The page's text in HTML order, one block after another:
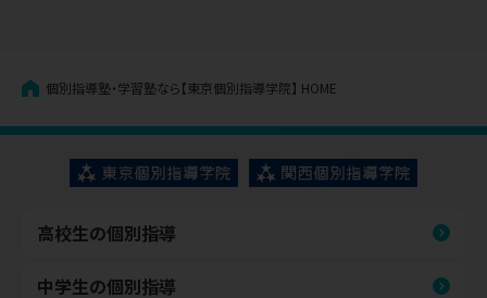
個別指導塾・学習塾なら【東京個別指導学院】 HOME
高校生の個別指導
中学生の個別指導